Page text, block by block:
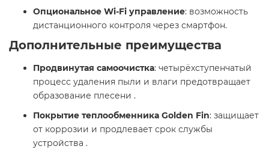
Опциональное Wi-Fi управление: возможность
дистанционного контроля через смартфон.​
Дополнительные преимущества
Продвинутая самоочистка: четырёхступенчатый
процесс удаления пыли и влаги предотвращает
образование плесени .
Покрытие теплообменника Golden Fin: защищает
от коррозии и продлевает срок службы
устройства .